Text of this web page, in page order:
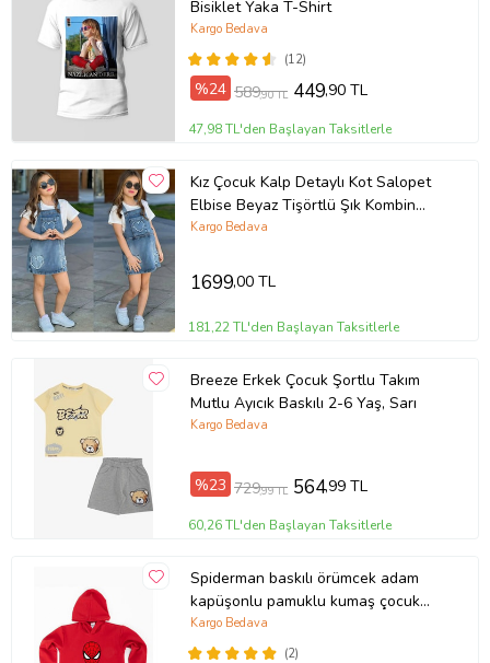
Bisiklet Yaka T-Shirt
(12)
Kargo Bedava
%24 589,90 TL 449,90 TL
47,98 TL'den Başlayan Taksitlerle
Kız Çocuk Kalp Detaylı Kot Salopet
Elbise Beyaz Tişörtlü Şık Kombin
2515
Kargo Bedava
1699,00 TL
181,22 TL'den Başlayan Taksitlerle
Breeze Erkek Çocuk Şortlu Takım
Mutlu Ayıcık Baskılı 2-6 Yaş, Sarı
Kargo Bedava
%23 729,99 TL 564,99 TL
60,26 TL'den Başlayan Taksitlerle
Spiderman baskılı örümcek adam
kapüşonlu pamuklu kumaş çocuk
sweatshirt (Kırmızı)
(2)
Kargo Bedava